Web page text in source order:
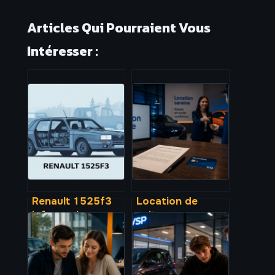
Articles Qui Pourraient Vous
Intéresser :
Renault 1525f3
informations
techniques,
fonctions et
conseils
d’utilisation
Location de
voiture avec
BoursoBank : 3
réglages
indispensables
pour éviter le